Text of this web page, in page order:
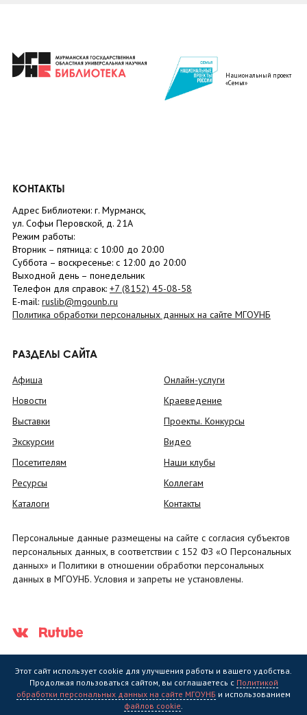
Национальный проект
«Семья»
КОНТАКТЫ
Адрес Библиотеки: г. Мурманск,
ул. Софьи Перовской, д. 21А
Режим работы:
Вторник – пятница: с 10:00 до 20:00
Суббота – воскресенье: c 12:00 до 20:00
Выходной день – понедельник
Телефон для справок: +7 (8152) 45-08-58
E-mail: ruslib@mgounb.ru
Политика обработки персональных данных на сайте МГОУНБ
РАЗДЕЛЫ САЙТА
Афиша
Новости
Выставки
Экскурсии
Посетителям
Ресурсы
Каталоги
Онлайн-услуги
Краеведение
Проекты. Конкурсы
Видео
Наши клубы
Коллегам
Контакты
Персональные данные размещены на сайте с согласия субъектов
персональных данных, в соответствии с 152 ФЗ «О Персональных
данных» и Политики в отношении обработки персональных
данных в МГОУНБ. Условия и запреты не установлены.
Государственное областное бюджетное учреждение культуры
Этот сайт использует cookie для улучшения работы и вашего удобства.
Продолжая пользоваться сайтом, вы соглашаетесь с Политикой
обработки персональных данных на сайте МГОУНБ и использованием
файлов cookie.